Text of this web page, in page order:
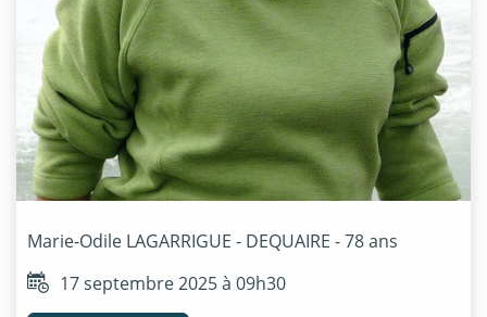
Marie-Odile LAGARRIGUE - DEQUAIRE - 78 ans
17 septembre 2025 à 09h30